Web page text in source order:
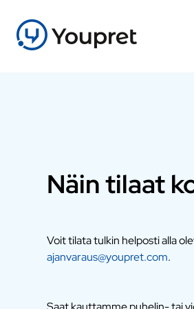
Näin tilaat
Voit tilata tulkin helposti alla
ajanvaraus@youpret.com.